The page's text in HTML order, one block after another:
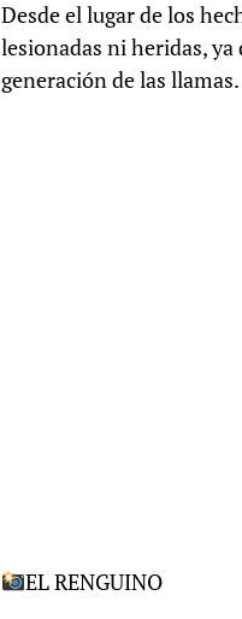
Desde el lugar de los
lesionadas ni heridas,
generación de las llamas.
EL RENGUINO